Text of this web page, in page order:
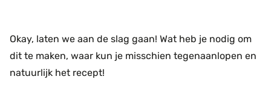
Okay, laten we aan de slag gaan! Wat heb je nodig om
dit te maken, waar kun je misschien tegenaanlopen en
natuurlijk het recept!